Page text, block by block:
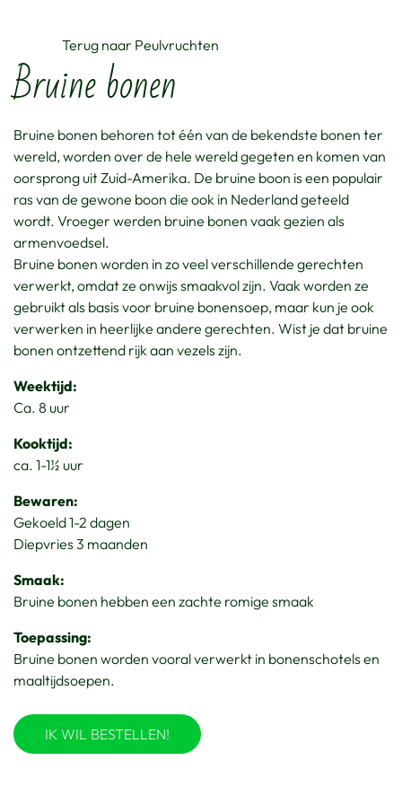
Terug naar Peulvruchten
Bruine bonen
Bruine bonen behoren tot één van de bekendste bonen ter
wereld, worden over de hele wereld gegeten en komen van
oorsprong uit Zuid-Amerika. De bruine boon is een populair
ras van de gewone boon die ook in Nederland geteeld
wordt. Vroeger werden bruine bonen vaak gezien als
armenvoedsel.
Bruine bonen worden in zo veel verschillende gerechten
verwerkt, omdat ze onwijs smaakvol zijn. Vaak worden ze
gebruikt als basis voor bruine bonensoep, maar kun je ook
verwerken in heerlijke andere gerechten. Wist je dat bruine
bonen ontzettend rijk aan vezels zijn.
Weektijd:
Ca. 8 uur
Kooktijd:
ca. 1-1½ uur
Bewaren:
Gekoeld 1-2 dagen
Diepvries 3 maanden
Smaak:
Bruine bonen hebben een zachte romige smaak
Toepassing:
Bruine bonen worden vooral verwerkt in bonenschotels en
maaltijdsoepen.
IK WIL BESTELLEN!